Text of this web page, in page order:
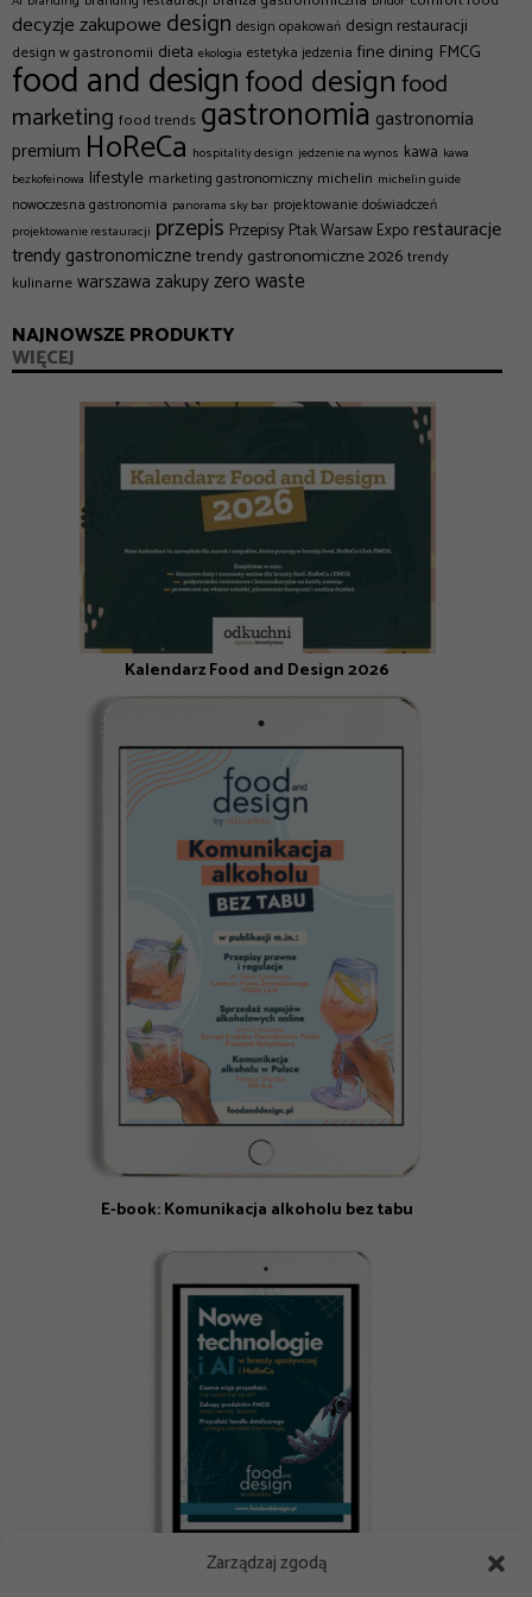
Zarządzaj zgodą
decyzje zakupowe design design opakowań design restauracji
design w gastronomii dieta ekologia estetyka jedzenia fine dining FMCG
food and designfood designfood
marketing food trends gastronomia gastronomia
premium HoReCa hospitality design jedzenie na wynos kawa kawa
bezkofeinowa lifestyle marketing gastronomiczny michelin michelin guide
nowoczesna gastronomia panorama sky bar projektowanie doświadczeń
projektowanie restauracji przepis Przepisy Ptak Warsaw Exporestauracje
trendy gastronomicznetrendy gastronomiczne 2026trendy
kulinarnewarszawa zakupyzero waste
NAJNOWSZE PRODUKTY
WIĘCEJ
Kalendarz Food and Design 2026
E-book: Komunikacja alkoholu bez tabu